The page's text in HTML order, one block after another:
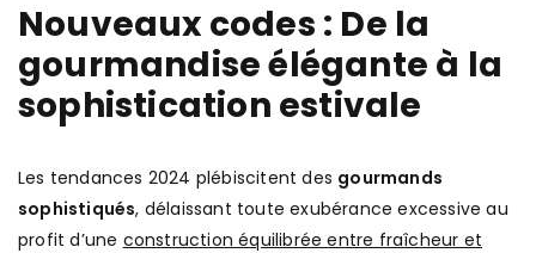
Nouveaux codes : De la
gourmandise élégante à la
sophistication estivale
Les tendances 2024 plébiscitent des gourmands
sophistiqués, délaissant toute exubérance excessive au
profit d’une construction équilibrée entre fraîcheur et